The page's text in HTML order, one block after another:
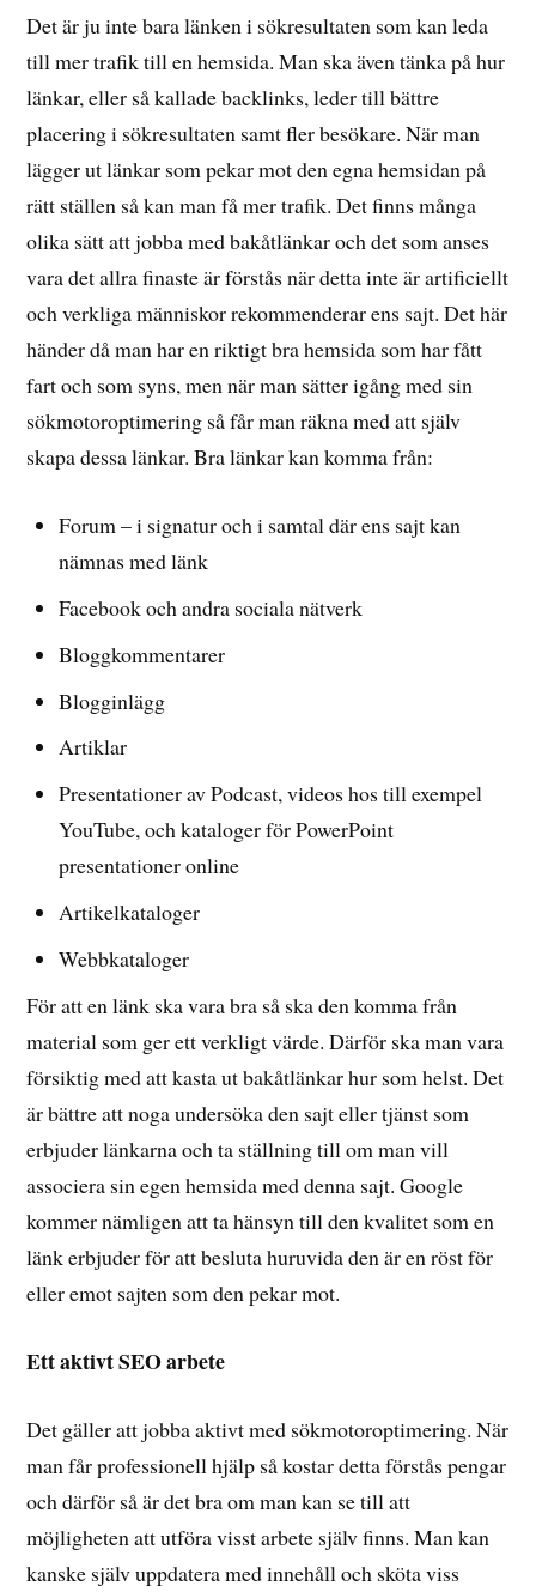
Det är ju inte bara länken i sökresultaten som kan leda
till mer trafik till en hemsida. Man ska även tänka på hur
länkar, eller så kallade backlinks, leder till bättre
placering i sökresultaten samt fler besökare. När man
lägger ut länkar som pekar mot den egna hemsidan på
rätt ställen så kan man få mer trafik. Det finns många
olika sätt att jobba med bakåtlänkar och det som anses
vara det allra finaste är förstås när detta inte är artificiellt
och verkliga människor rekommenderar ens sajt. Det här
händer då man har en riktigt bra hemsida som har fått
fart och som syns, men när man sätter igång med sin
sökmotoroptimering så får man räkna med att själv
skapa dessa länkar. Bra länkar kan komma från:
Forum – i signatur och i samtal där ens sajt kan
nämnas med länk
Facebook och andra sociala nätverk
Bloggkommentarer
Blogginlägg
Artiklar
Presentationer av Podcast, videos hos till exempel
YouTube, och kataloger för PowerPoint
presentationer online
Artikelkataloger
Webbkataloger
För att en länk ska vara bra så ska den komma från
material som ger ett verkligt värde. Därför ska man vara
försiktig med att kasta ut bakåtlänkar hur som helst. Det
är bättre att noga undersöka den sajt eller tjänst som
erbjuder länkarna och ta ställning till om man vill
associera sin egen hemsida med denna sajt. Google
kommer nämligen att ta hänsyn till den kvalitet som en
länk erbjuder för att besluta huruvida den är en röst för
eller emot sajten som den pekar mot.
Ett aktivt SEO arbete
Det gäller att jobba aktivt med sökmotoroptimering. När
man får professionell hjälp så kostar detta förstås pengar
och därför så är det bra om man kan se till att
möjligheten att utföra visst arbete själv finns. Man kan
kanske själv uppdatera med innehåll och sköta viss